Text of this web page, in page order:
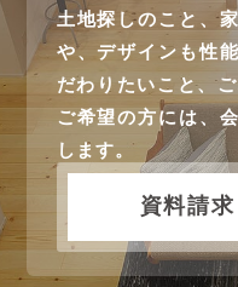
土地探しのこと、
や、デザインも性
だわりたいこと、
ご希望の方には、
します。
資料請